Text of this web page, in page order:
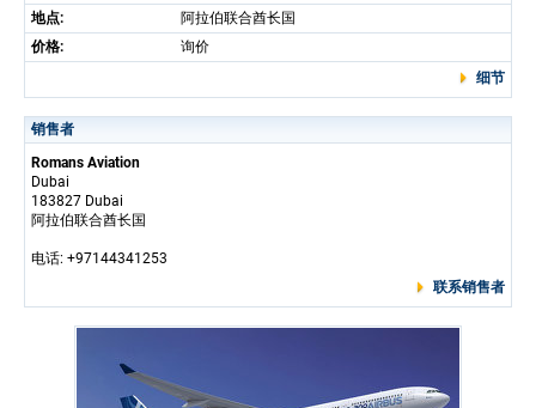
地点:
阿拉伯联合酋长国
价格:
询价
细节
销售者
Romans Aviation
Dubai
183827 Dubai
阿拉伯联合酋长国
电话: +97144341253
联系销售者